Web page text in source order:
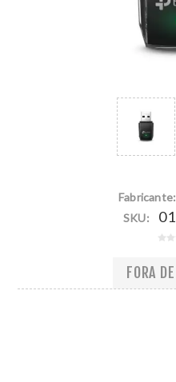
Fabricante:
SKU:
FORA